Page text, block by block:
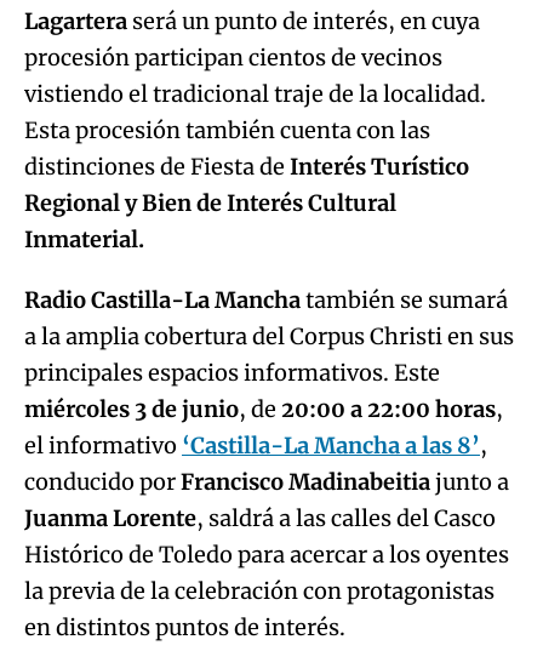
Lagartera será un punto de interés, en cuya
procesión participan cientos de vecinos
vistiendo el tradicional traje de la localidad.
Esta procesión también cuenta con las
distinciones de Fiesta de Interés Turístico
Regional y Bien de Interés Cultural
Inmaterial.
Radio Castilla-La Manchatambién se sumará
a la amplia cobertura del Corpus Christi en sus
principales espacios informativos. Este
miércoles 3 de junio, de 20:00 a 22:00 horas,
el informativo ‘Castilla-La Mancha a las 8’,
conducido porFrancisco Madinabeitiajunto a
Juanma Lorente, saldrá a las calles del Casco
Histórico de Toledo para acercar a los oyentes
la previa de la celebración con protagonistas
en distintos puntos de interés.